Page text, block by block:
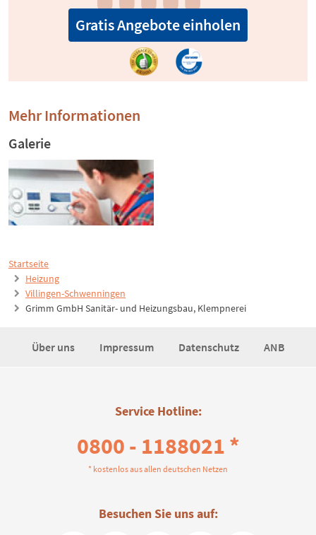
Startseite
Heizung
Villingen-Schwenningen
Grimm GmbH Sanitär- und Heizungsbau, Klempnerei
Gratis Angebote einholen
Mehr Informationen
Galerie
Über uns Impressum Datenschutz ANB
Service Hotline:
0800 - 1188021 *
* kostenlos aus allen deutschen Netzen
Besuchen Sie uns auf: